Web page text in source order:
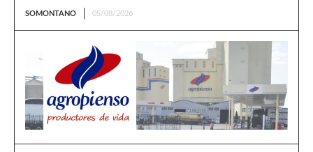
SOMONTANO 05/08/2026